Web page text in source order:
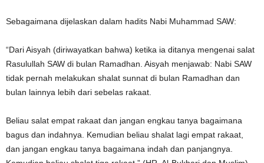
Sebagaimana dijelaskan dalam hadits Nabi Muhammad SAW:
“Dari Aisyah (diriwayatkan bahwa) ketika ia ditanya mengenai salat
Rasulullah SAW di bulan Ramadhan. Aisyah menjawab: Nabi SAW
tidak pernah melakukan shalat sunnat di bulan Ramadhan dan
bulan lainnya lebih dari sebelas rakaat.
Beliau salat empat rakaat dan jangan engkau tanya bagaimana
bagus dan indahnya. Kemudian beliau shalat lagi empat rakaat,
dan jangan engkau tanya bagaimana indah dan panjangnya.